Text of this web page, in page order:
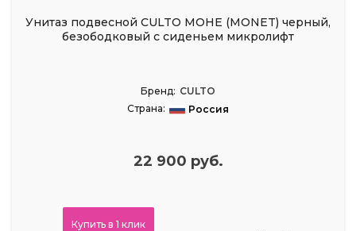
Унитаз подвесной CULTO МОНЕ (MONET) черный,
безободковый с сиденьем микролифт
Бренд: CULTO
Страна:
Россия
22 900 руб.
Купить в 1 клик